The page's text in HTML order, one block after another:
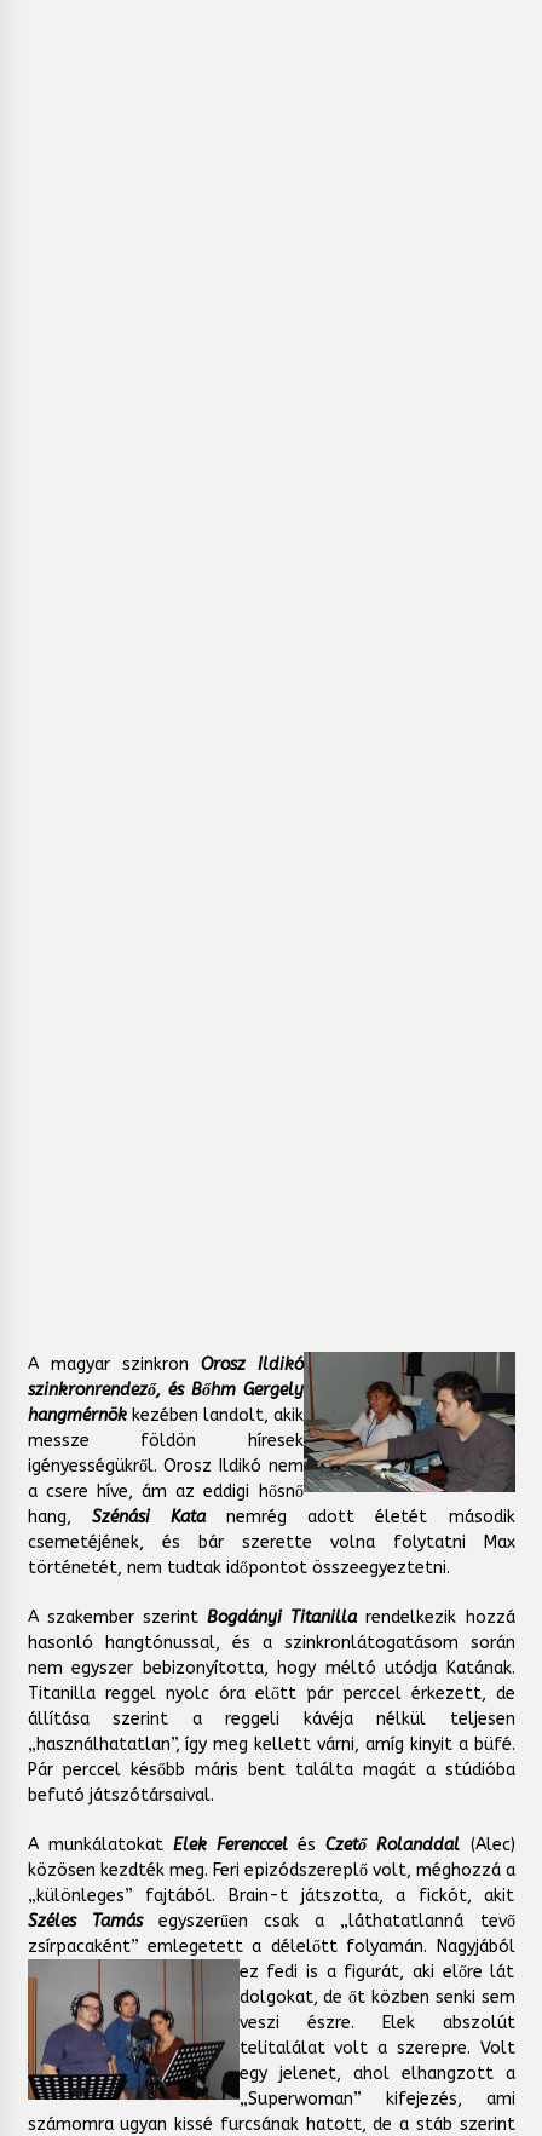
A magyar szinkron Orosz Ildikó
szinkronrendező, és Bőhm Gergely
hangmérnökkezében landolt, akik
messze földön híresek
igényességükről. Orosz Ildikó nem
a csere híve, ám az eddigi hősnő
hang, Szénási Katanemrég adott életét második
csemetéjének, és bár szerette volna folytatni Max
történetét, nem tudtak időpontot összeegyeztetni.
A szakember szerint Bogdányi Titanillarendelkezik hozzá
hasonló hangtónussal, és a szinkronlátogatásom során
nem egyszer bebizonyította, hogy méltó utódja Katának.
Titanilla reggel nyolc óra előtt pár perccel érkezett, de
állítása szerint a reggeli kávéja nélkül teljesen
„használhatatlan”, így meg kellett várni, amíg kinyit a büfé.
Pár perccel később máris bent találta magát a stúdióba
befutó játszótársaival.
A munkálatokat Elek FerenccelésCzető Rolanddal (Alec)
közösen kezdték meg. Feri epizódszereplő volt, méghozzá a
„különleges” fajtából. Brain-t játszotta, a fickót, akit
Széles Tamásegyszerűen csak a „láthatatlanná tevő
zsírpacaként” emlegetett a délelőtt folyamán.
Nagyjából
ez fedi is a figurát, aki előre lát
dolgokat, de őt közben senki sem
veszi észre. Elek abszolút
telitalálat volt a szerepre. Volt
egy jelenet, ahol elhangzott a
„Superwoman” kifejezés, ami
számomra ugyan kissé furcsának hatott, de a stáb szerint